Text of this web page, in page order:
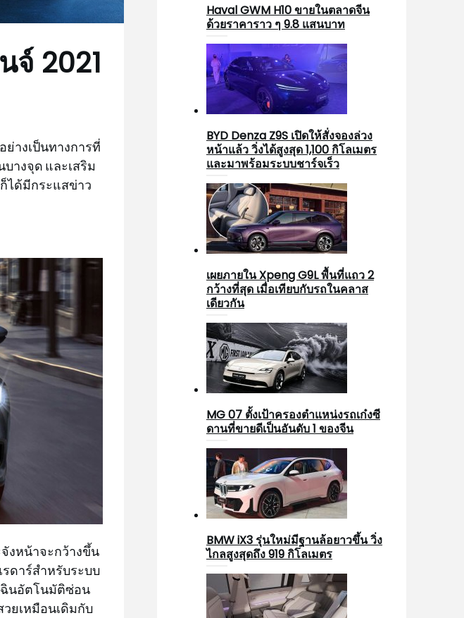
จ์ 2021
ย่างเป็นทางการที่
างจุด และเสริม
ได้มีกระแสข่าว
งหน้าจะกว้างขึ้น
ดาร์สำหรับระบบ
ฉินอัตโนมัติซ่อน
ยเหมือนเดิมกับ
Haval GWM H10 ขายในตลาดจีน
ด้วยราคาราว ๆ 9.8 แสนบาท
BYD Denza Z9S เปิดให้สั่งจองล่วง
หน้าแล้ว วิ่งได้สูงสุด 1,100 กิโลเมตร
และมาพร้อมระบบชาร์จเร็ว
เผยภายใน Xpeng G9L พื้นที่แถว 2
กว้างที่สุด เมื่อเทียบกับรถในคลาส
เดียวกัน
MG 07 ตั้งเป้าครองตำแหน่งรถเก๋งซี
ดานที่ขายดีเป็นอันดับ 1 ของจีน
BMW iX3 รุ่นใหม่มีฐานล้อยาวขึ้น วิ่ง
ไกลสูงสุดถึง 919 กิโลเมตร